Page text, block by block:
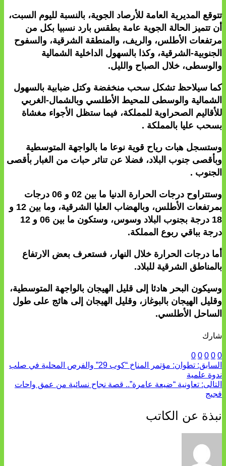
تتوقع المديرية العامة للأرصاد الجوية، بالنسبة لليوم السبت،
أن تتميز الحالة الجوية عامة بطقس بارد نسبيا بكل من
مرتفعات الأطلس، والريف، والمنطقة الشرقية، والسفوح
الجنوبية-الشرقية، وكذا بالسهول الداخلية الشمالية
والوسطى، خلال الصباح والليل.
كما سيلاحظ تشكل سحب منخفضة وكتل ضبابية بالسهول
الشمالية والوسطى للمحيط الأطلسي وبالشمال-الغربي
للأقاليم الصحراوية للمملكة، فيما ستظل الأجواء مغشاة
بسحب عليا بالمملكة .
وستسجل هبات رياح قوية نوعا ما بالواجهة المتوسطية
وبأقصى جنوب البلاد، فضلا عن تناثر حبات من الغبار بأقصى
الجنوب .
وستتراوح درجات الحرارة الدنيا ما بين 02 و 06 درجات
بمرتفعات الأطلس، وبالهضاب العليا الشرقية، وما بين 12 و
18 درجة بجنوب البلاد وسوس، وستكون ما بين 06 و 12
درجة بباقي ربوع المملكة.
أما درجات الحرارة خلال النهار، فستعرف بعض الارتفاع
بالمناطق الشرقية للبلاد.
وسيكون البحر هادئا إلى قليل الهيجان بالواجهة المتوسطية،
وقليل الهيجان بالبوغاز، وقليل الهيجان إلى هائج على طول
الساحل الأطلسي.
شارك
0
0
0
0
0
السابق:
تطوان: مؤتمر المناخ “كوب 29” والفرص المحلية في صلب
ندوة علمية
التالى: تعاونية “ضيعة عامرة”.. قصة نجاح نسائية من عمق واحات
فجيج
نبذة عن الكاتب